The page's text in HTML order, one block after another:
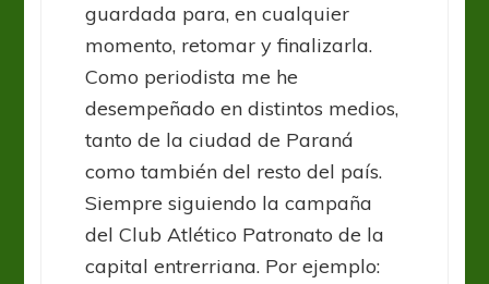
guardada para, en cualquier
momento, retomar y finalizarla.
Como periodista me he
desempeñado en distintos medios,
tanto de la ciudad de Paraná
como también del resto del país.
Siempre siguiendo la campaña
del Club Atlético Patronato de la
capital entrerriana. Por ejemplo: